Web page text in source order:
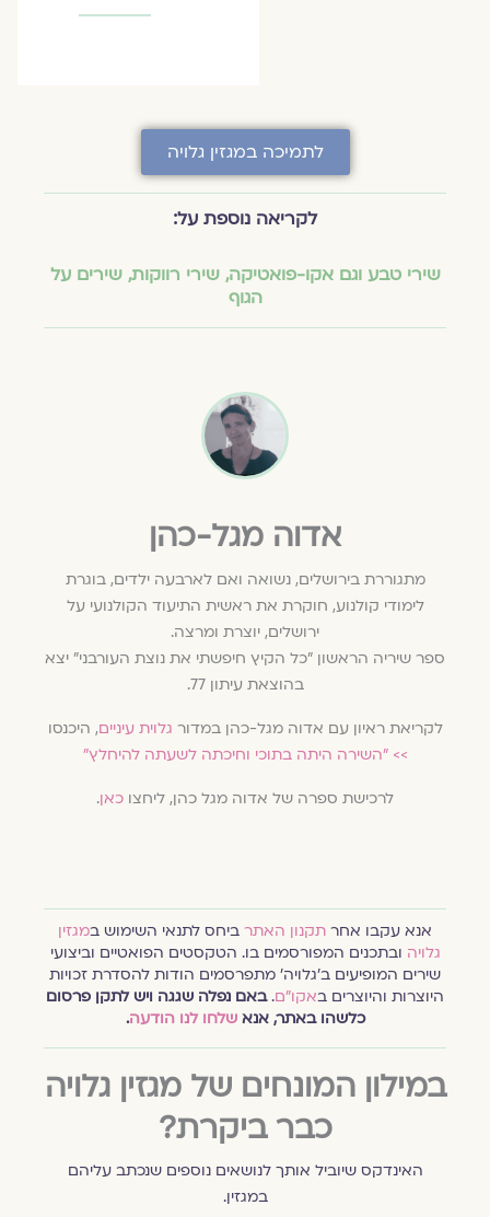
לתמיכה במגזין גלויה
לקריאה נוספת על:
שירי טבע וגם אקו-פואטיקה,שירי רווקות,שירים על
הגוף
אדוה מגל-כהן
מתגוררת בירושלים, נשואה ואם לארבעה ילדים, בוגרת
לימודי קולנוע, חוקרת את ראשית התיעוד הקולנועי על
ירושלים, יוצרת ומרצה.
ספר שיריה הראשון ״כל הקיץ חיפשתי את נוצת העורבני״ יצא
בהוצאת עיתון 77.
לקריאת ראיון עם אדוה מגל-כהן במדורגלוית עיניים, היכנסו
>> "השירה היתה בתוכי וחיכתה לשעתה להיחלץ"
לרכישת ספרה של אדוה מגל כהן, ליחצוכאן.
אנא עקבו אחרתקנון האתרביחס לתנאי השימוש ב מגזין
גלויהובתכנים המפורסמים בו. הטקסטים הפואטיים וביצועי
שירים המופיעים ב׳גלויה׳ מתפרסמים הודות להסדרת זכויות
היוצרות והיוצרים ב אקו״ם.באם נפלה שגגה ויש לתקן פרסום
כלשהו באתר, אנאשלחו לנו הודעה.
במילון המונחים של מגזין גלויה
כבר ביקרת?
האינדקס שיוביל אותך לנושאים נוספים שנכתב עליהם
במגזין.